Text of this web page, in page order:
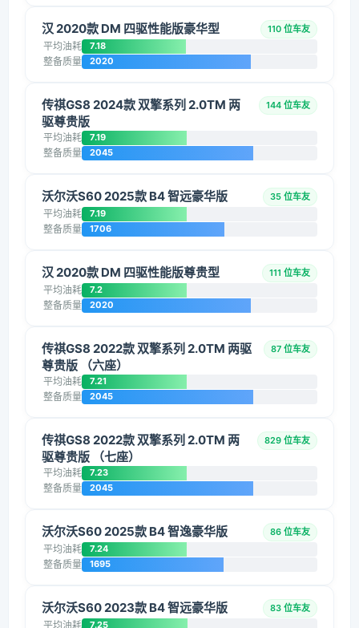
汉 2020款 DM 四驱性能版豪华型 110 位车友
平均油耗 7.18
整备质量 2020
传祺GS8 2024款 双擎系列 2.0TM 两
驱尊贵版
144 位车友
平均油耗 7.19
整备质量 2045
沃尔沃S60 2025款 B4 智远豪华版 35 位车友
平均油耗 7.19
整备质量 1706
汉 2020款 DM 四驱性能版尊贵型 111 位车友
平均油耗 7.2
整备质量 2020
传祺GS8 2022款 双擎系列 2.0TM 两驱
尊贵版 （六座）
87 位车友
平均油耗 7.21
整备质量 2045
传祺GS8 2022款 双擎系列 2.0TM 两
驱尊贵版 （七座）
829 位车友
平均油耗 7.23
整备质量 2045
沃尔沃S60 2025款 B4 智逸豪华版 86 位车友
平均油耗 7.24
整备质量 1695
沃尔沃S60 2023款 B4 智远豪华版 83 位车友
平均油耗 7.25